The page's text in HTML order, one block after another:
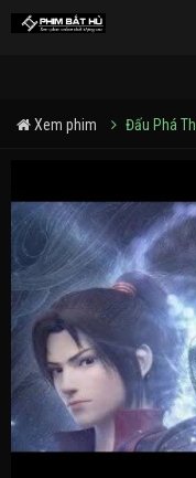
Xem phim Đấu Phá